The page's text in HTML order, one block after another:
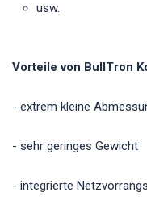
usw.
Vorteile von BullTron
- extrem kleine
- sehr geringes Gewicht
- integrierte